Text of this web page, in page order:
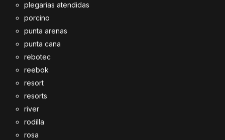
plegarias atendidas
porcino
punta arenas
punta cana
rebotec
reebok
resort
resorts
river
rodilla
rosa